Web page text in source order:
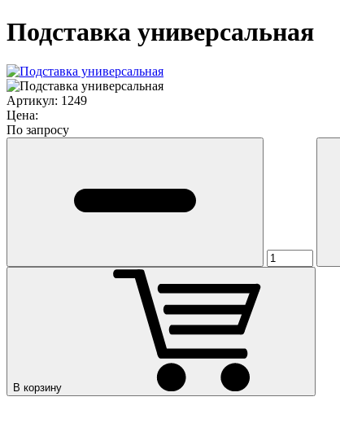
Подставка универсальная
Артикул: 1249
Цена:
По запросу
В корзину